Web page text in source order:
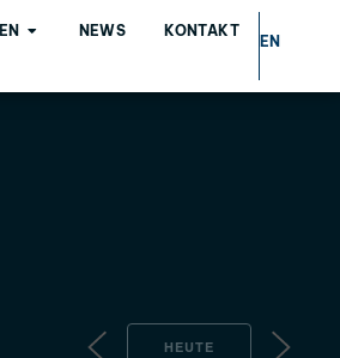
NEWS KONTAKT
EN
HEUTE